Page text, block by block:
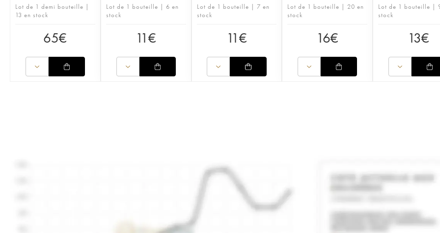
Lot de 1 demi bouteille |
13 en stock
65€
Lot de 1 bouteille | 6 en
stock
11€
Lot de 1 bouteille | 7 en
stock
11€
Lot de 1 bouteille | 20 en
stock
16€
Lot de 1 bouteille |
stock
13€